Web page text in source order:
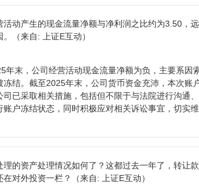
活动产生的现金流量净额与净利润之比约为3.50，
（来自: 上证E互动）
年末，公司经营活动现金流量净额为负，主要系因
结。截至2025年末，公司货币资金充沛，本次账
已采取相关措施，包括但不限于与法院进行沟通
户冻结状态，同时积极应对相关诉讼事宜，切实
的资产处理情况如何了？这都过去一年了，转让
在对外投资一栏？
（来自: 上证E互动）